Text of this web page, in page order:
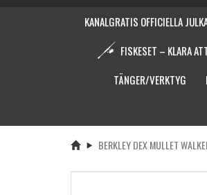
KANALGRATIS OFFICIELLA
FISKESET – KLARA
TÄNGER/VERKTYG
BERKLEY DEX MULLET